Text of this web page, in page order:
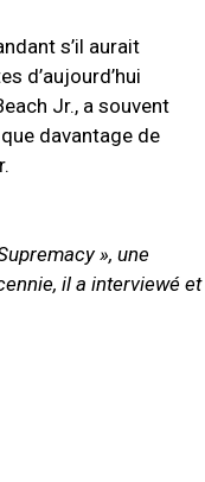
s’il aurait
d’aujourd’hui
Jr., a souvent
davantage de
», une
il a interviewé et